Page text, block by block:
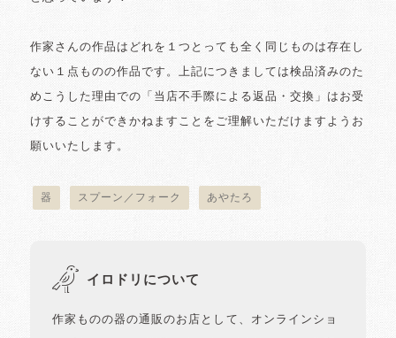
作家さんの作品はどれを１つとっても全く同じものは存在し
ない１点ものの作品です。上記につきましては検品済みのた
めこうした理由での「当店不手際による返品・交換」はお受
けすることができかねますことをご理解いただけますようお
願いいたします。
器 スプーン／フォーク あやたろ
イロドリについて
作家ものの器の通販のお店として、オンラインショ